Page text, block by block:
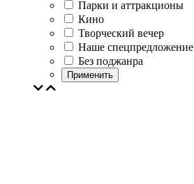
Парки и аттракционы
Кино
Творческий вечер
Наше спецпредложение
Без поджанра
Применить